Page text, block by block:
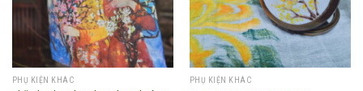
PHỤ KIỆN KHÁC PHỤ KIỆN KHÁC